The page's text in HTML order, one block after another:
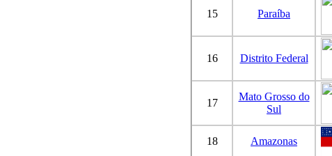
15 Paraíba
16 Distrito Federal
17
Mato Grosso do
Sul
18 Amazonas